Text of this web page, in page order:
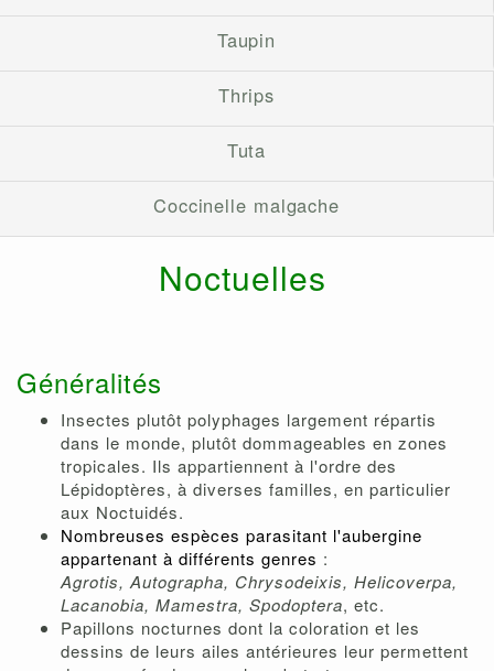
Taupin
Thrips
Tuta
Coccinelle malgache
Noctuelles
Généralités
Insectes plutôt polyphages largement répartis
dans le monde, plutôt dommageables en zones
tropicales. Ils appartiennent à l'ordre des
Lépidoptères, à diverses familles, en particulier
aux Noctuidés.
Nombreuses espèces parasitant l'aubergine
appartenant à différents genres :
Agrotis, Autographa, Chrysodeixis, Helicoverpa,
Lacanobia, Mamestra, Spodoptera, etc.
Papillons nocturnes dont la coloration et les
dessins de leurs ailes antérieures leur permettent